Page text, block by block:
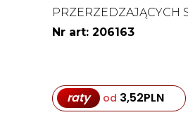
PRZERZEDZAJĄCYCH
Nr art: 206163
raty od 3,52PLN